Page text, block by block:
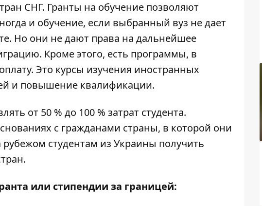
СНГ. Гранты на обучение позволяют
и обучение, если выбранный вуз не дает
Но они не дают права на дальнейшее
Кроме этого, есть программы, в
Это курсы изучения иностранных
и повышение квалификации.
от 50 % до 100 % затрат студента.
с гражданами страны, в которой они
студентам из Украины получить
или стипендии за границей: